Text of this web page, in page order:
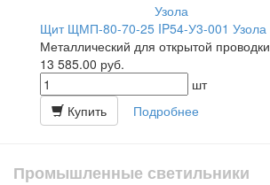
Щит ЩМП-80-70-25 IP54-У3-001 Узола
Металлический для открытой проводки
13 585.00 руб.
шт
Купить
Подробнее
Промышленные светильники